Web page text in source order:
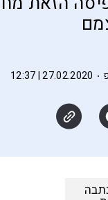
27.02.2020 | 12:37